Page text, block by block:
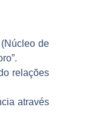
de
relações
através